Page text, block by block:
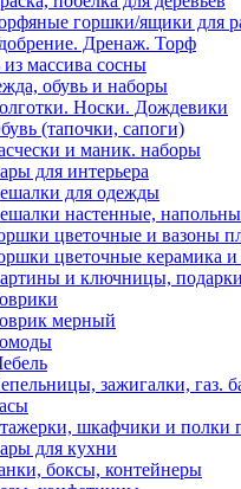
горшки/ящики для
Дренаж. Торф
массива сосны
обувь и наборы
Носки. Дождевики
(тапочки, сапоги)
и маник. наборы
для интерьера
для одежды
настенные,
цветочные и вазоны
цветочные керамика и
и ключницы, подарки
мерный
зажигалки, газ.
шкафчики и полки
для кухни
боксы, контейнеры